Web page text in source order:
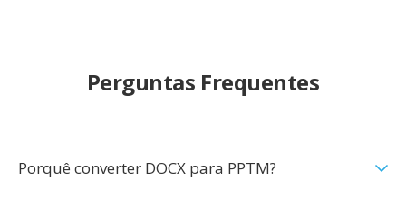
Perguntas Frequentes
Porquê converter DOCX para PPTM?